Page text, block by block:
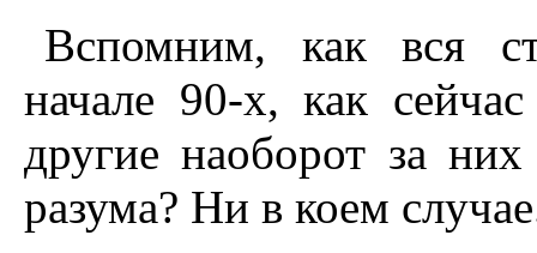
Вспомним, как вся
начале 90-х, как
другие наоборот за
разума? Ни в коем